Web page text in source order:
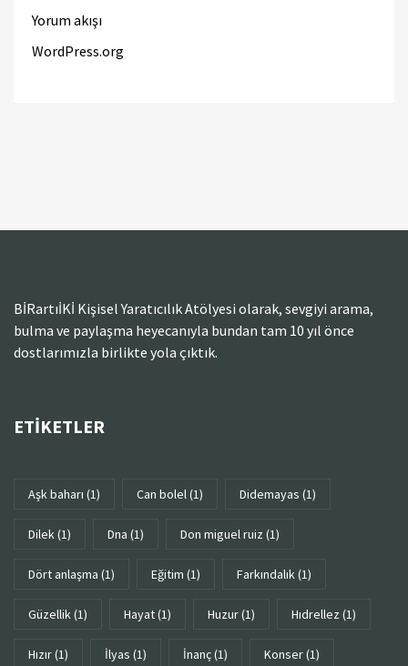
Yorum akışı
WordPress.org
BİRartıİKİ Kişisel Yaratıcılık Atölyesi olarak, sevgiyi arama,
bulma ve paylaşma heyecanıyla bundan tam 10 yıl önce
dostlarımızla birlikte yola çıktık.
ETIKETLER
aşk baharı (1) can bolel(1) didemayas (1)
dilek(1) dna (1) don miguel ruiz (1)
dört anlaşma (1) eğitim (1) farkındalık(1)
güzellik(1) hayat(1) huzur(1) Hıdrellez (1)
hızır(1) ilyas (1) inanç(1) konser(1)